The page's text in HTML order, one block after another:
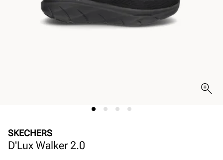
SKECHERS
D'Lux Walker 2.0